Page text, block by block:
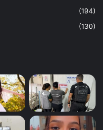
(194)
(130)